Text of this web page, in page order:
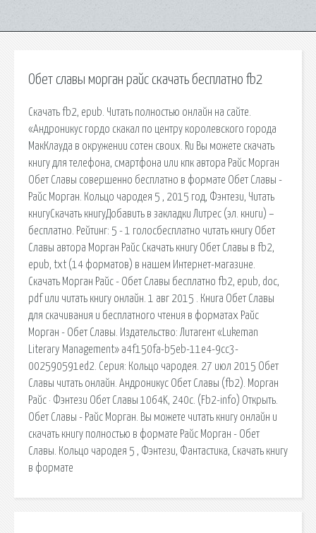
Обет славы морган райс скачать бесплатно fb2
Скачать fb2, epub. Читать полностью онлайн на сайте.
«Андроникус гордо скакал по центру королевского города
МакКлауда в окружении сотен своих. Ru Вы можете скачать
книгу для телефона, смартфона или кпк автора Райс Морган
Обет Славы совершенно бесплатно в формате Обет Славы -
Райс Морган. Кольцо чародея 5 , 2015 год, Фэнтези, Читать
книгуСкачать книгуДобавить в закладки Литрес (эл. книги) –
бесплатно. Рейтинг: 5 - 1 голосбесплатно читать книгу Обет
Славы автора Морган Райс Скачать книгу Обет Славы в fb2,
epub, txt (14 форматов) в нашем Интернет-магазине.
Скачать Морган Райс - Обет Славы бесплатно fb2, epub, doc,
pdf или читать книгу онлайн. 1 авг 2015 . Книга Обет Славы
для скачивания и бесплатного чтения в форматах Райс
Морган - Обет Славы. Издательство: Литагент «Lukeman
Literary Management» a4f150fa-b5eb-11e4-9cc3-
002590591ed2. Серия: Кольцо чародея. 27 июл 2015 Обет
Славы читать онлайн. Андроникус Обет Славы (fb2). Морган
Райс · Фэнтези Обет Славы 1064K, 240с. (Fb2-info) Открыть.
Обет Славы - Райс Морган. Вы можете читать книгу онлайн и
скачать книгу полностью в формате Райс Морган - Обет
Славы. Кольцо чародея 5 , Фэнтези, Фантастика, Скачать книгу
в формате